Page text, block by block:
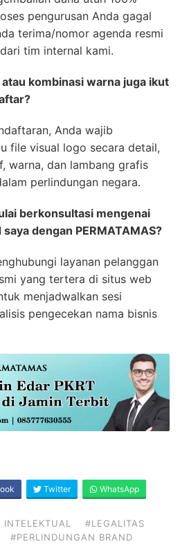
pengurusan Anda gagal
terima/nomor agenda resmi
tim internal kami.
kombinasi warna juga ikut
Anda wajib
file visual logo secara detail,
warna, dan lambang grafis
perlindungan negara.
berkonsultasi mengenai
dengan PERMATAMAS?
layanan pelanggan
yang tertera di situs web
menjadwalkan sesi
pengecekan nama bisnis
Twitter WhatsApp
INTELEKTUAL
#LEGALITAS
#PERLINDUNGAN BRAND